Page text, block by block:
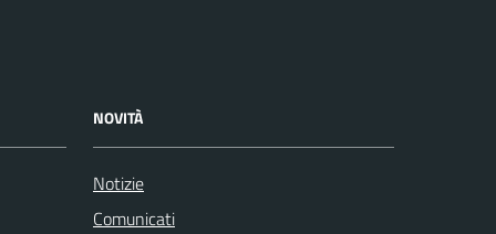
NOVITÀ
Notizie
Comunicati